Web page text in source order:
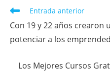
Entrada anterior
Con 19 y 22 años crearon
potenciar a los
Los Mejores Cursos